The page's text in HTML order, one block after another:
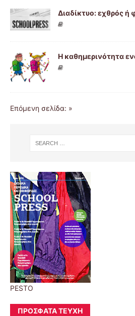
Διαδίκτυο: εχθρός ή
Η καθημερινότητα
Επόμενη σελίδα: »
PESTO
ΠΡΌΣΦΑΤΑ ΤΕΎΧΗ